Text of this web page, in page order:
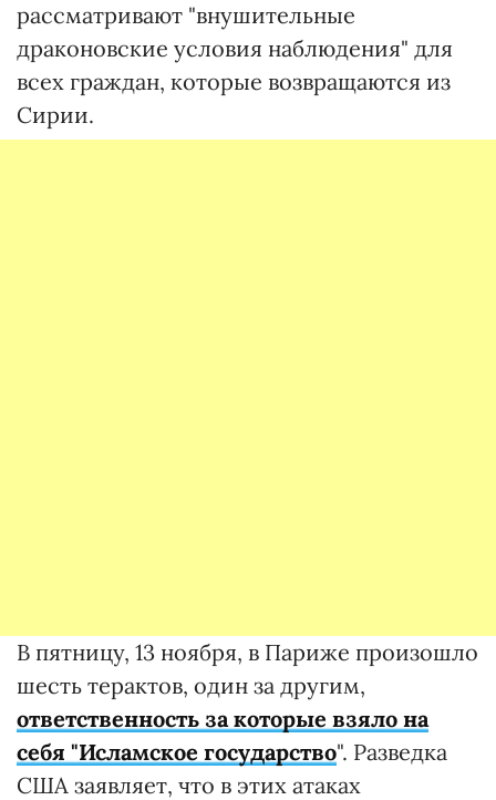
рассматривают "внушительные
драконовские условия наблюдения" для
всех граждан, которые возвращаются из
Сирии.
В пятницу, 13 ноября, в Париже произошло
шесть терактов, один за другим,
ответственность за которые взяло на
себя "Исламское государство". Разведка
США заявляет, что в этих атаках